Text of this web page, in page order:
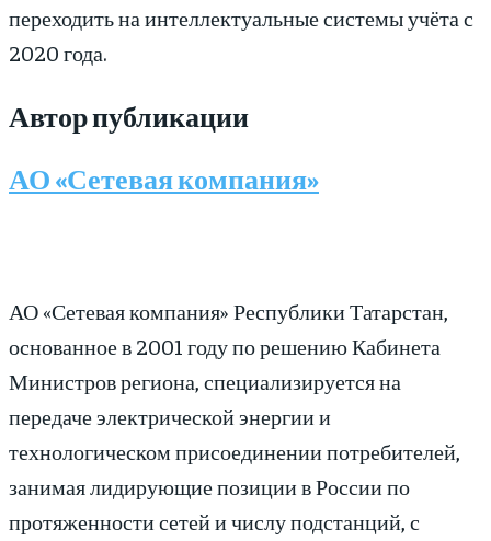
переходить на интеллектуальные системы учёта с
2020 года.
Автор публикации
АО «Сетевая компания»
АО «Сетевая компания» Республики Татарстан,
основанное в 2001 году по решению Кабинета
Министров региона, специализируется на
передаче электрической энергии и
технологическом присоединении потребителей,
занимая лидирующие позиции в России по
протяженности сетей и числу подстанций, с